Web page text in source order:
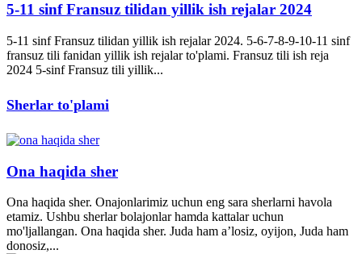
5-11 sinf Fransuz tilidan yillik ish rejalar 2024
5-11 sinf Fransuz tilidan yillik ish rejalar 2024. 5-6-7-8-9-10-11 sinf
fransuz tili fanidan yillik ish rejalar to'plami. Fransuz tili ish reja
2024 5-sinf Fransuz tili yillik...
Sherlar to'plami
Ona haqida sher
Ona haqida sher. Onajonlarimiz uchun eng sara sherlarni havola
etamiz. Ushbu sherlar bolajonlar hamda kattalar uchun
mo'ljallangan. Ona haqida sher. Juda ham a’losiz, oyijon, Juda ham
donosiz,...